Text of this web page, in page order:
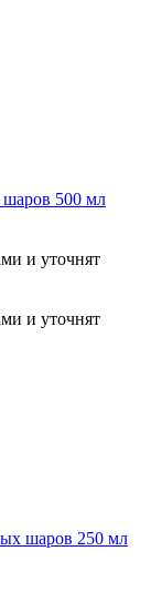
500 мл
и уточнят
и уточнят
шаров 250 мл